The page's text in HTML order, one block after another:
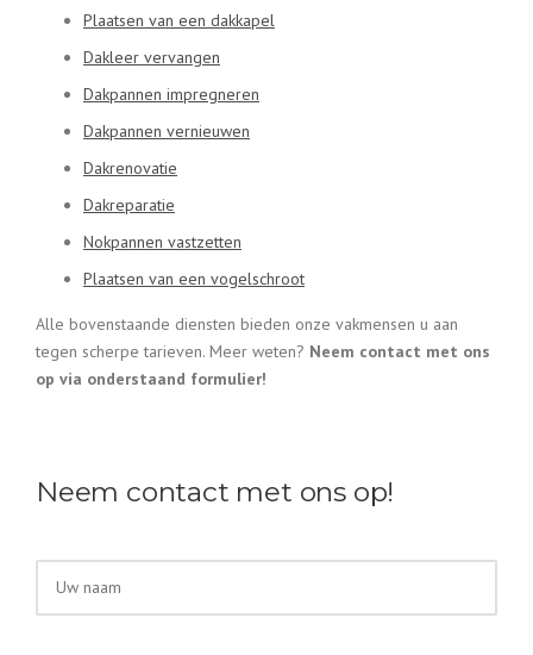
Plaatsen van een dakkapel
Dakleer vervangen
Dakpannen impregneren
Dakpannen vernieuwen
Dakrenovatie
Dakreparatie
Nokpannen vastzetten
Plaatsen van een vogelschroot
Alle bovenstaande diensten bieden onze vakmensen u aan
tegen scherpe tarieven. Meer weten? Neem contact met ons
op via onderstaand formulier!
Neem contact met ons op!